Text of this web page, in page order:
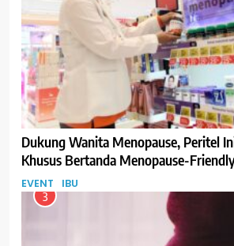
Dukung Wanita Menopause, Peritel
Khusus Bertanda Menopause-
EVENT IBU
3